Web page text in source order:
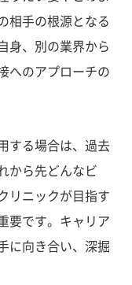
相手の根源となる
身、別の業界から
へのアプローチの
する場合は、過去
から先どんなビ
リニックが目指す
要です。キャリア
に向き合い、深掘